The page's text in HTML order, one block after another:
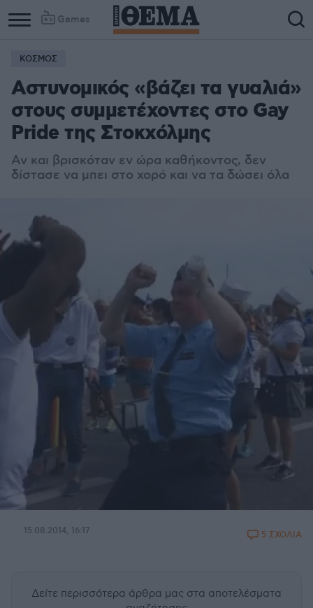
Games
ΚΟΣΜΟΣ
Αστυνομικός «βάζει τα γυαλιά»
στους συμμετέχοντες στο Gay
Pride της Στοκχόλμης
Αν και βρισκόταν εν ώρα καθήκοντος, δεν
δίστασε να μπει στο χορό και να τα δώσει όλα
15.08.2014, 16:17 5 ΣΧΟΛΙΑ
Δείτε περισσότερα άρθρα μας στα αποτελέσματα